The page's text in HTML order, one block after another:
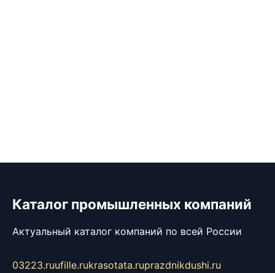
Каталог промышленных компаний
Актуальный каталог компаний по всей России
03223.ruufille.rukrasotata.ruprazdnikdushi.ru